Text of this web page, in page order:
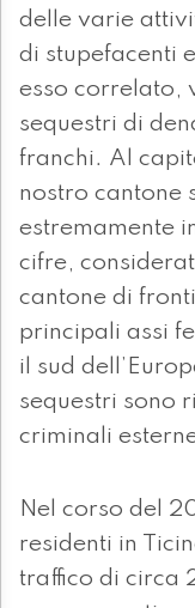
delle varie
di stupefacenti
esso correlato,
sequestri di
franchi. Al
nostro cantone
estremamente
cifre,
cantone di
principali assi
il sud
sequestri sono
criminali
Nel corso del
residenti in
traffico di circa